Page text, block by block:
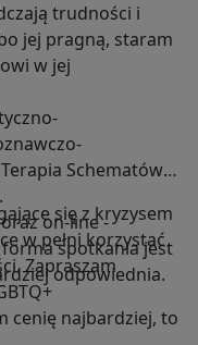
trudności i
jej pragną, staram
w jej
Schematów i
on-line -
spotkania jest
odpowiednia.
się z kryzysem
w pełni korzystać
Zapraszam
cenię najbardziej, to